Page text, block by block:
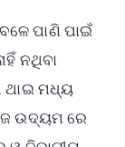
ପାଣି ପାଇଁ
ନଥିବା
ଥାଇ ମଧ୍ୟ
ଉଦ୍ୟମ ରେ